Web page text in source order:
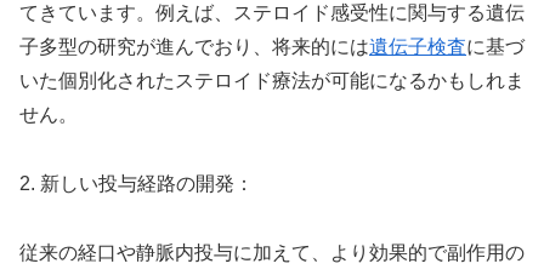
てきています。例えば、ステロイド感受性に関与する遺伝
子多型の研究が進んでおり、将来的には遺伝子検査に基づ
いた個別化されたステロイド療法が可能になるかもしれま
せん。
2. 新しい投与経路の開発：
従来の経口や静脈内投与に加えて、より効果的で副作用の